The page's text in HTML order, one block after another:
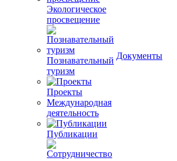
Экологическое
просвещение
Познавательный
туризм
Проекты
Международная
деятельность
Публикации
Документы